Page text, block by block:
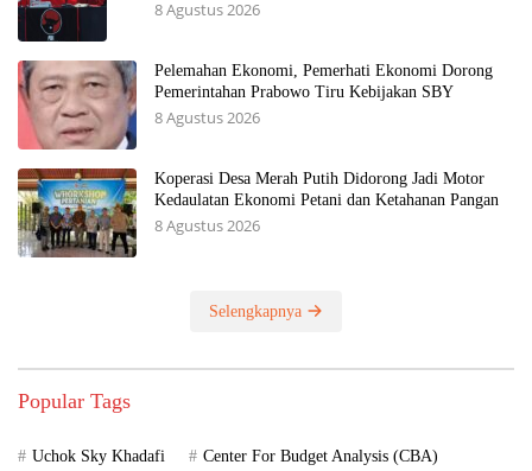
8 Agustus 2026
Pelemahan Ekonomi, Pemerhati Ekonomi Dorong
Pemerintahan Prabowo Tiru Kebijakan SBY
8 Agustus 2026
Koperasi Desa Merah Putih Didorong Jadi Motor
Kedaulatan Ekonomi Petani dan Ketahanan Pangan
8 Agustus 2026
Selengkapnya
Popular Tags
Uchok Sky Khadafi Center For Budget Analysis (CBA)